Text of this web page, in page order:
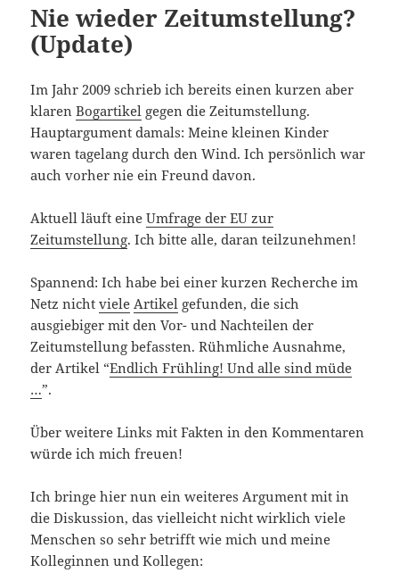
Nie wieder Zeitumstellung?
(Update)
Im Jahr 2009 schrieb ich bereits einen kurzen aber
klarenBogartikel gegen die Zeitumstellung.
Hauptargument damals: Meine kleinen Kinder
waren tagelang durch den Wind. Ich persönlich war
auch vorher nie ein Freund davon.
Aktuell läuft eineUmfrage der EU zur
Zeitumstellung. Ich bitte alle, daran teilzunehmen!
Spannend: Ich habe bei einer kurzen Recherche im
Netz nichtviele Artikel gefunden, die sich
ausgiebiger mit den Vor- und Nachteilen der
Zeitumstellung befassten. Rühmliche Ausnahme,
der Artikel “Endlich Frühling! Und alle sind müde
…”.
Über weitere Links mit Fakten in den Kommentaren
würde ich mich freuen!
Ich bringe hier nun ein weiteres Argument mit in
die Diskussion, das vielleicht nicht wirklich viele
Menschen so sehr betrifft wie mich und meine
Kolleginnen und Kollegen: